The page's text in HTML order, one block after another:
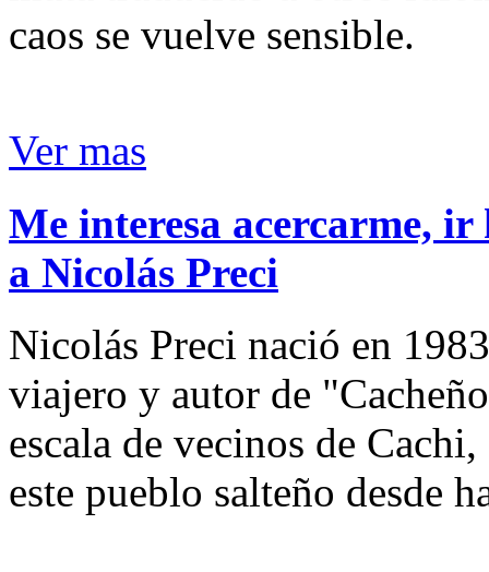
caos se vuelve sensible.
Ver mas
Me interesa acercarme,
a Nicolás Preci
Nicolás Preci nació en
viajero y autor de
escala de vecinos de
este pueblo salteño desde